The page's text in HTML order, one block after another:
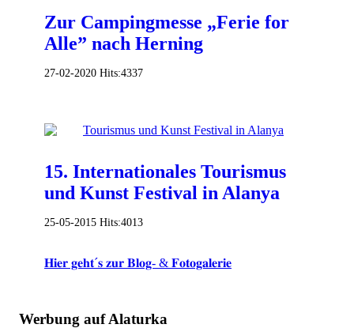
Zur Campingmesse „Ferie for
Alle” nach Herning
27-02-2020 Hits:4337
15. Internationales Tourismus
und Kunst Festival in Alanya
25-05-2015 Hits:4013
𝐇𝐢𝐞𝐫 𝐠𝐞𝐡𝐭´𝐬 𝐳𝐮𝐫 𝐁𝐥𝐨𝐠- & 𝐅𝐨𝐭𝐨𝐠𝐚𝐥𝐞𝐫𝐢𝐞
Werbung auf Alaturka